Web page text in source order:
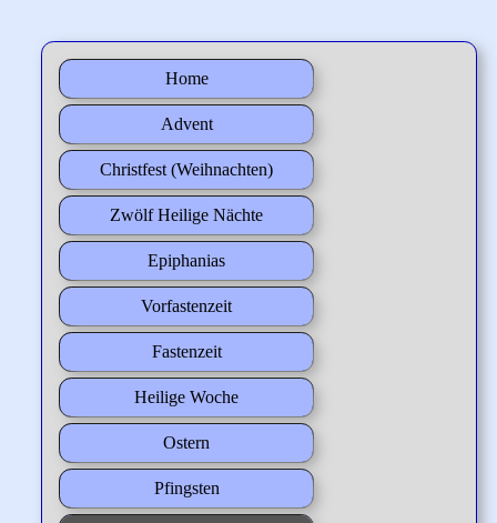
Home
Advent
Christfest (Weihnachten)
Zwölf Heilige Nächte
Epiphanias
Vorfastenzeit
Fastenzeit
Heilige Woche
Ostern
Pfingsten